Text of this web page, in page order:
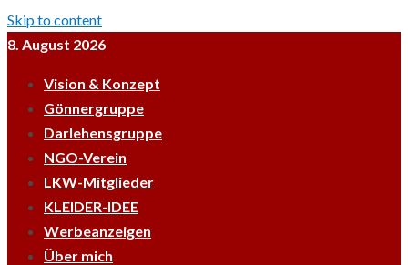
Skip to content
8. August 2026
Vision & Konzept
Gönnergruppe
Darlehensgruppe
NGO-Verein
LKW-Mitglieder
KLEIDER-IDEE
Werbeanzeigen
Über mich